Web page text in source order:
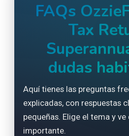
FAQs
Tax
dudas
Aquí tienes las preguntas
explicadas, con respuestas
pequeñas. Elige el tema y
importante.